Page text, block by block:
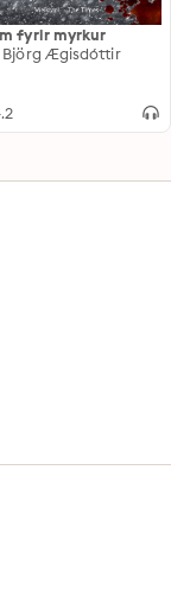
fyrir myrkur
Björg Ægisdóttir